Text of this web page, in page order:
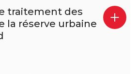
traitement des
la réserve urbaine